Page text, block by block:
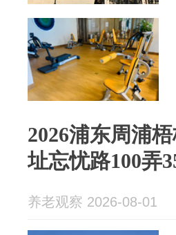
2026浦东周浦
址忘忧路100弄
养老观察 2026-08-01